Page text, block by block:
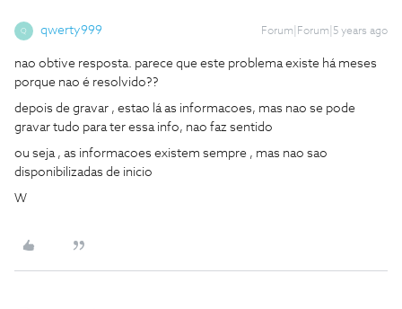
Q qwerty999 Forum|Forum|5 years ago
nao obtive resposta. parece que este problema existe há meses
porque nao é resolvido??
depois de gravar , estao lá as informacoes, mas nao se pode
gravar tudo para ter essa info, nao faz sentido
ou seja , as informacoes existem sempre , mas nao sao
disponibilizadas de inicio
W